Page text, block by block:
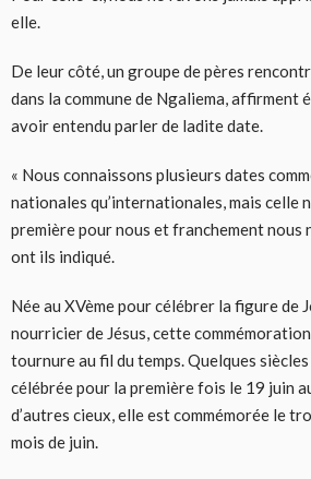
elle.
De leur côté, un groupe de pères
dans la commune de Ngaliema, affirment
avoir entendu parler de ladite date.
« Nous connaissons plusieurs dates
nationales qu’internationales, mais celle
première pour nous et franchement nous
ont ils indiqué.
Née au XVème pour célébrer la figure de
nourricier de Jésus, cette
tournure au fil du temps. Quelques
célébrée pour la première fois le 19 juin
d’autres cieux, elle est commémorée le
mois de juin.